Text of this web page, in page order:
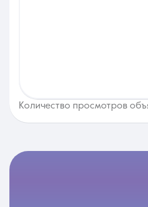
Количество просмотров